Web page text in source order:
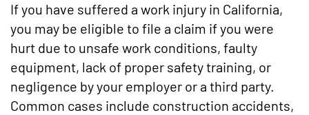
If you have suffered a work injury in California,
you may be eligible to file a claim if you were
hurt due to unsafe work conditions, faulty
equipment, lack of proper safety training, or
negligence by your employer or a third party.
Common cases include construction accidents,